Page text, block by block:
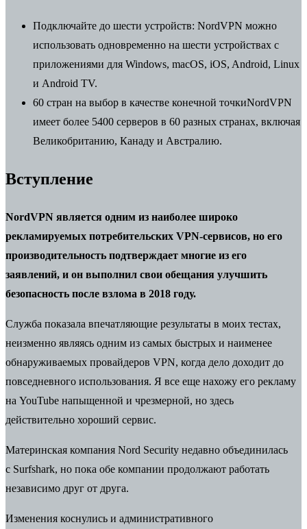
Подключайте до шести устройств: NordVPN можно
использовать одновременно на шести устройствах с
приложениями для Windows, macOS, iOS, Android, Linux
и Android TV.
60 стран на выбор в качестве конечной точкиNordVPN
имеет более 5400 серверов в 60 разных странах, включая
Великобританию, Канаду и Австралию.
Вступление
NordVPN является одним из наиболее широко
рекламируемых потребительских VPN-сервисов, но его
производительность подтверждает многие из его
заявлений, и он выполнил свои обещания улучшить
безопасность после взлома в 2018 году.
Служба показала впечатляющие результаты в моих тестах,
неизменно являясь одним из самых быстрых и наименее
обнаруживаемых провайдеров VPN, когда дело доходит до
повседневного использования. Я все еще нахожу его рекламу
на YouTube напыщенной и чрезмерной, но здесь
действительно хороший сервис.
Материнская компания Nord Security недавно объединилась
с Surfshark, но пока обе компании продолжают работать
независимо друг от друга.
Изменения коснулись и административного